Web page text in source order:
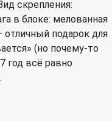
скрепления:
в блоке: мелованная
подарок для
(но почему-то
год всё равно